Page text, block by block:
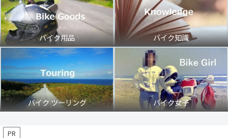
バイク用品 バイク知識
バイク ツーリング バイク女子
PR